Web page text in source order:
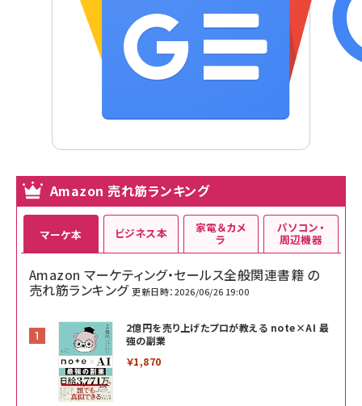
Amazon 売れ筋ランキング
マーケ本
Amazon マーケティング・セールス全般関連書籍 の
売れ筋ランキング 更新日時：2026/06/26 19:00
2億円を売り上げたプロが教える note×AI 最
強の副業
￥1,870
ビジネス本 家電＆カメ
ラ
パソコン・
周辺機器